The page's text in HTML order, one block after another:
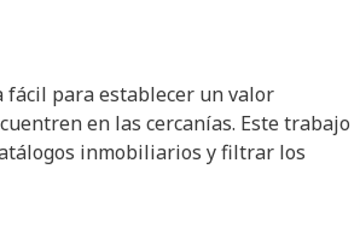
para establecer un valor
en las cercanías. Este trabajo
inmobiliarios y filtrar los